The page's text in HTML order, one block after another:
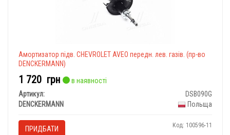
Амортизатор підв. CHEVROLET AVEO передн. лев. газів. (пр-во
DENCKERMANN)
1 720 грн
в наявності
Артикул:
DSB090G
DENCKERMANN
Польща
ПРИДБАТИ Код: 100596-11